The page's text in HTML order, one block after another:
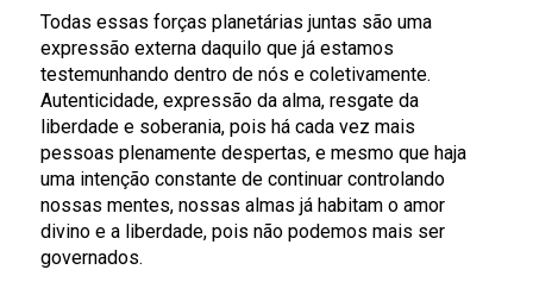
Todas essas forças planetárias juntas são uma
expressão externa daquilo que já estamos
testemunhando dentro de nós e coletivamente.
Autenticidade, expressão da alma, resgate da
liberdade e soberania, pois há cada vez mais
pessoas plenamente despertas, e mesmo que haja
uma intenção constante de continuar controlando
nossas mentes, nossas almas já habitam o amor
divino e a liberdade, pois não podemos mais ser
governados.